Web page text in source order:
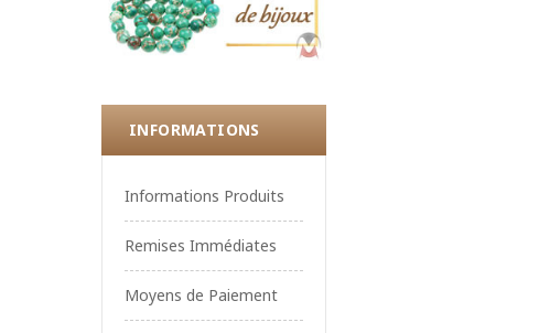
INFORMATIONS
Informations Produits
Remises Immédiates
Moyens de Paiement